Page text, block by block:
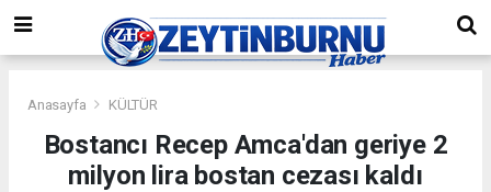
Anasayfa KÜLTÜR
Bostancı Recep Amca'dan geriye 2
milyon lira bostan cezası kaldı